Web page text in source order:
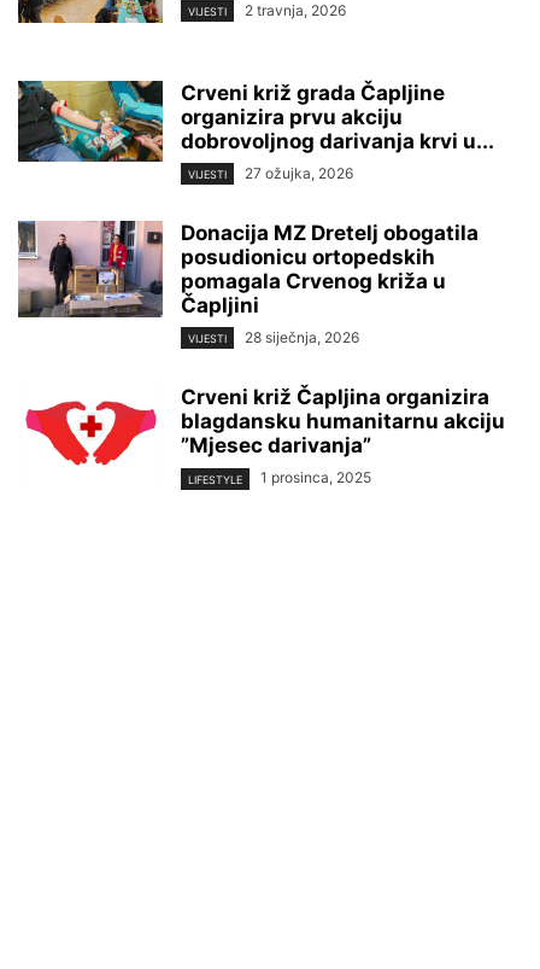
VIJESTI 2 travnja, 2026
Crveni križ grada Čapljine
organizira prvu akciju
dobrovoljnog darivanja krvi u...
VIJESTI 27 ožujka, 2026
Donacija MZ Dretelj obogatila
posudionicu ortopedskih
pomagala Crvenog križa u
Čapljini
VIJESTI 28 siječnja, 2026
Crveni križ Čapljina organizira
blagdansku humanitarnu akciju
”Mjesec darivanja”
LIFESTYLE 1 prosinca, 2025